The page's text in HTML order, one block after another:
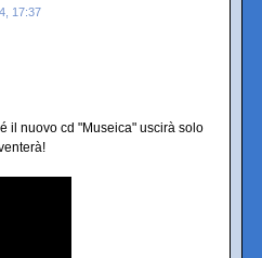
17:37
il nuovo cd "Museica" uscirà solo